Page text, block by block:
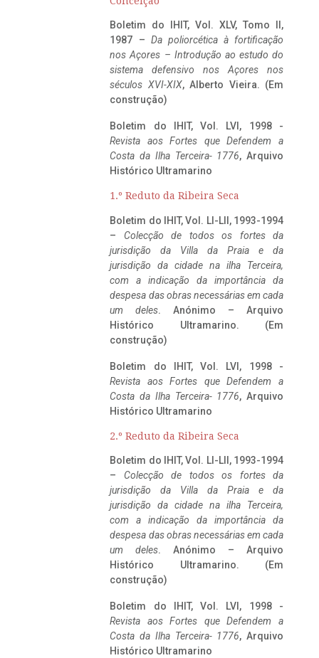
Boletim do IHIT, Vol. XLV, Tomo II,
1987 – Da poliorcética à fortificação
nos Açores – Introdução ao estudo do
sistema defensivo nos Açores nos
séculos XVI-XIX, Alberto Vieira. (Em
construção)
Boletim do IHIT, Vol. LVI, 1998 -
Revista aos Fortes que Defendem a
Costa da Ilha Terceira- 1776, Arquivo
Histórico Ultramarino
1.º Reduto da Ribeira Seca
Boletim do IHIT, Vol. LI-LII, 1993-1994
– Colecção de todos os fortes da
jurisdição da Villa da Praia e da
jurisdição da cidade na ilha Terceira,
com a indicação da importância da
despesa das obras necessárias em cada
um deles. Anónimo – Arquivo
Histórico Ultramarino. (Em
construção)
Boletim do IHIT, Vol. LVI, 1998 -
Revista aos Fortes que Defendem a
Costa da Ilha Terceira- 1776, Arquivo
Histórico Ultramarino
2.º Reduto da Ribeira Seca
Boletim do IHIT, Vol. LI-LII, 1993-1994
– Colecção de todos os fortes da
jurisdição da Villa da Praia e da
jurisdição da cidade na ilha Terceira,
com a indicação da importância da
despesa das obras necessárias em cada
um deles. Anónimo – Arquivo
Histórico Ultramarino. (Em
construção)
Boletim do IHIT, Vol. LVI, 1998 -
Revista aos Fortes que Defendem a
Costa da Ilha Terceira- 1776, Arquivo
Histórico Ultramarino